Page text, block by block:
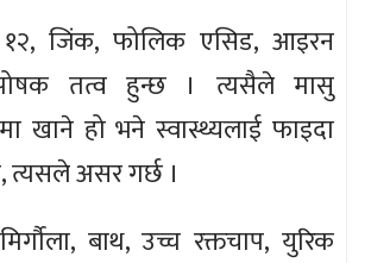
१२, जिंक, फोलिक एसिड, आइरन
तत्व हुन्छ । त्यसैले मासु
खाने हो भने स्वास्थ्यलाई फाइदा
त्यसले असर गर्छ ।
बाथ, उच्च रक्तचाप, युरिक